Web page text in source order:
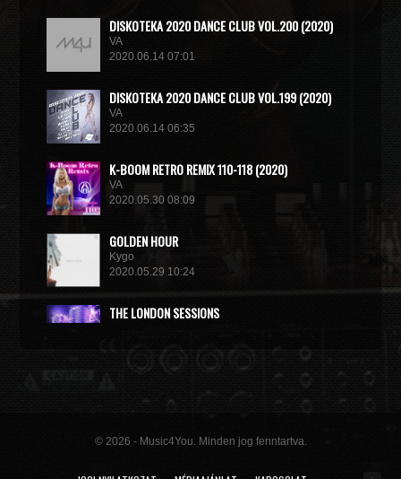
DISКОТЕКА 2020 DANCE CLUB VOL.200 (2020)
VA
2020.06.14 07:01
DISКОТЕКА 2020 DANCE CLUB VOL.199 (2020)
VA
2020.06.14 06:35
K-BOOM RETRO REMIX 110-118 (2020)
VA
2020.05.30 08:09
GOLDEN HOUR
Kygo
2020.05.29 10:24
THE LONDON SESSIONS
© 2026 - Music4You. Minden jog fenntartva.